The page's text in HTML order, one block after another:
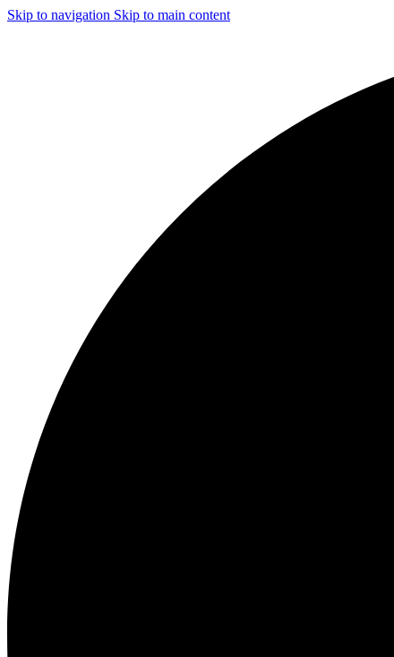
Skip to navigation Skip to main content